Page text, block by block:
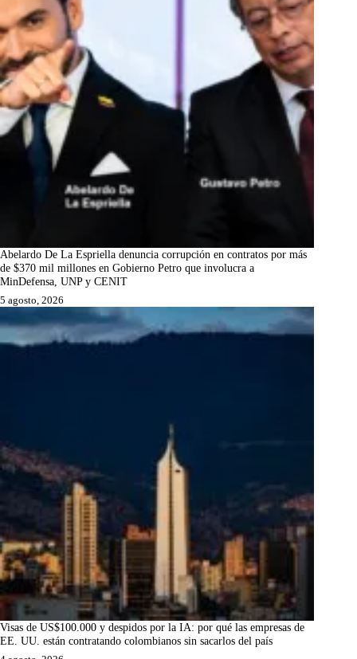
Abelardo De La Espriella denuncia corrupción en contratos por más
de $370 mil millones en Gobierno Petro que involucra a
MinDefensa, UNP y CENIT
5 agosto, 2026
Visas de US$100.000 y despidos por la IA: por qué las empresas de
EE. UU. están contratando colombianos sin sacarlos del país